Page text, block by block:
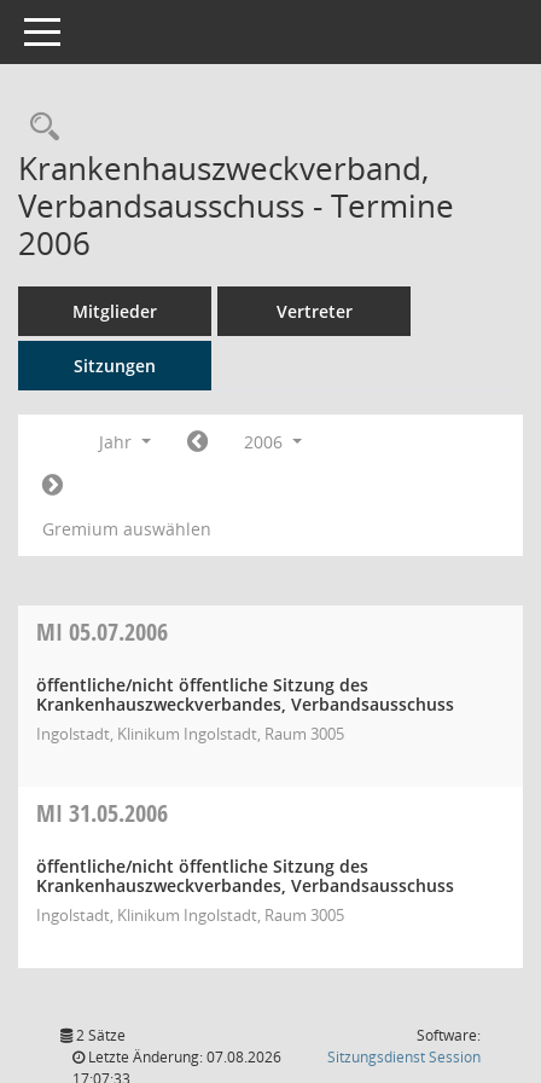
Toggle navigation
Rechercheauswahl
Krankenhauszweckverband,
Verbandsausschuss - Termine
2006
Mitglieder Vertreter
Sitzungen
Jahr 2006
Gremium auswählen
MI 05.07.2006
öffentliche/nicht öffentliche Sitzung des
Krankenhauszweckverbandes, Verbandsausschuss
Ingolstadt, Klinikum Ingolstadt, Raum 3005
MI 31.05.2006
öffentliche/nicht öffentliche Sitzung des
Krankenhauszweckverbandes, Verbandsausschuss
Ingolstadt, Klinikum Ingolstadt, Raum 3005
2 Sätze
Letzte Änderung: 07.08.2026
17:07:33
Software:
SitzungsdienstSession(Wird in